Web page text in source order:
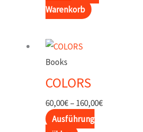
Warenkorb
Books
COLORS
60,00€– 160,00€Preisspanne:
Ausführung